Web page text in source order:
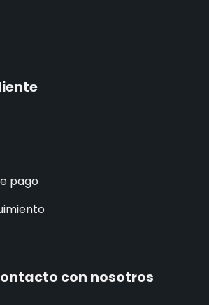
pago
con nosotros